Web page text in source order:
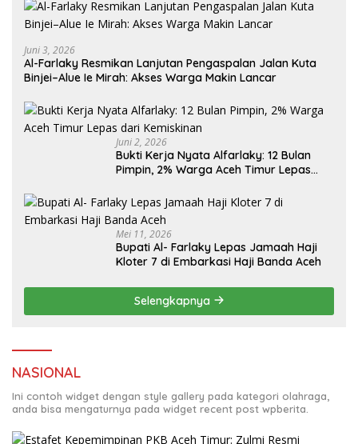
Juni 3, 2026
Al-Farlaky Resmikan Lanjutan Pengaspalan Jalan Kuta
Binjei–Alue Ie Mirah: Akses Warga Makin Lancar
Juni 2, 2026
Bukti Kerja Nyata Alfarlaky: 12 Bulan
Pimpin, 2% Warga Aceh Timur Lepas
Mei 11, 2026
Bupati Al- Farlaky Lepas Jamaah Haji
Kloter 7 di Embarkasi Haji Banda Aceh
Selengkapnya
NASIONAL
Ini contoh widget dengan style gallery pada kategori olahraga,
anda bisa mengaturnya pada widget recent post wpberita.